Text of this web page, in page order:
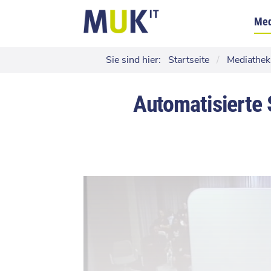
Sie sind hier: Startseite / Mediathek
Automatisierte